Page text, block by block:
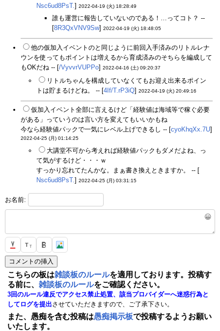
Nsc6ud8PsT. ] 2022-04-19 (火) 18:28:49
誰も運営に報告していないのである！…ってコト？ --
[8R3QxVNV9Sw] 2022-04-19 (火) 18:48:05
他の仮加入イベントのと同じように前回入手済みのリトルレナ
ウンを使ってもポイントは増えるから育成済みのそちらを編成して
もOKだね -- [/VyvvrVUPPo] 2022-04-16 (土) 09:20:37
リトルちゃんを構成していなくてもお迎え出来るポイン
トは貯まるけどね。 -- [4If/T.rP3iQ] 2022-04-19 (火) 20:49:16
仮加入イベント全部に言えるけど「経験値は海域等で稼ぐ必要
がある」っていうのは言い方を変えてもいいかもね
今なら経験値パックで一気にレベル上げできるし -- [cyoKhqXx.7U]
2022-04-25 (月) 01:14:25
大講堂不可から考えれば経験値パックもダメだよね、っ
て気がするけど・・・ｗ
すっかり忘れてたんかな。まぁ書き換えときますか。 -- [
Nsc6ud8PsT.] 2022-04-25 (月) 03:31:15
お名前:
😀
T T
こちらの板は雑談板のルールを適用しております。投稿す
る前に、 雑談板のルールをご確認ください。
3回のルール違反でアクセス禁止処置、該当プロバイダーへ迷惑行為と
してログを提出させていただきますので、ご了承下さい。
また、愚痴を含む投稿は愚痴掲示板で投稿するようお願い
いたします。